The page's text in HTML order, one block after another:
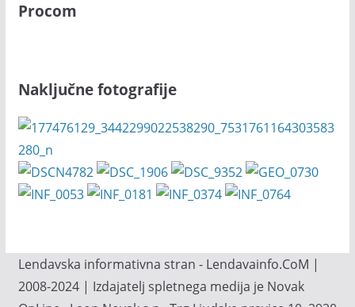
Procom
Naključne fotografije
Lendavska informativna stran - Lendavainfo.CoM |
2008-2024 | Izdajatelj spletnega medija je Novak